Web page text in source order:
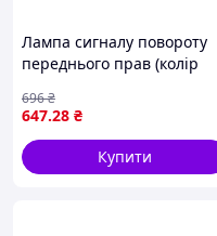
Лампа сигналу повороту
переднього прав (колір
SCANIA 4, G I, P I, R I, T
05.95-05.19 TRUCKLIGHT
CL-SC001R
647.28 ₴
696₴
Купити